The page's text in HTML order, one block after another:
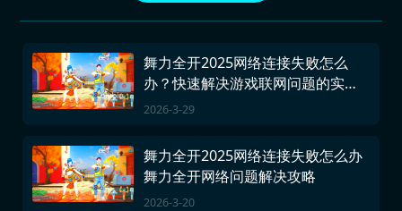
舞力全开2025网络连接失败怎么
办？快速解决游戏联网问题的实用
方法
2026-3-29
舞力全开2025网络连接失败怎么办
舞力全开网络问题解决攻略
2026-3-20